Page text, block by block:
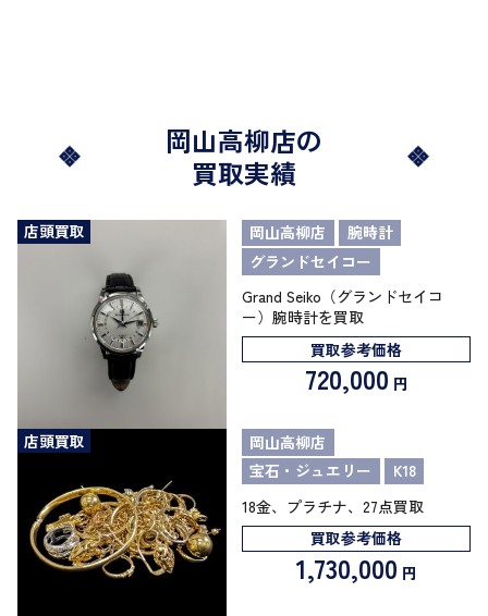
岡山高柳店の
買取実績
店頭買取 岡山高柳店
腕時計
グランドセイコー
Grand Seiko（グランドセイコ
ー）腕時計を買取
買取参考価格
720,000 円
店頭買取
岡山高柳店
宝石・ジュエリー
K18
18金、プラチナ、27点買取
買取参考価格
1,730,000 円